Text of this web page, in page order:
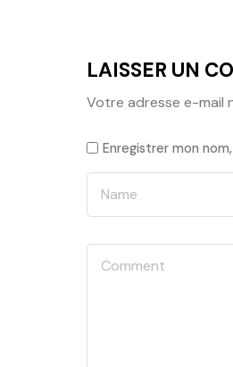
LAISSER UN
Votre adresse e-mail
Enregistrer mon